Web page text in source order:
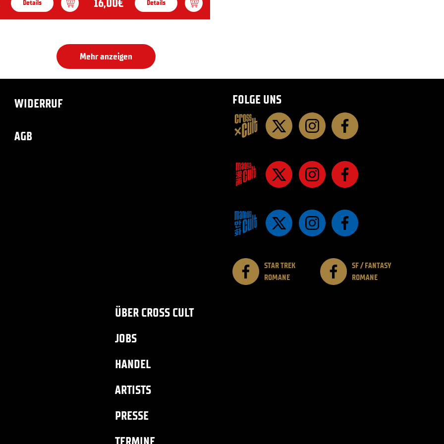
Details Details
Mehr anzeigen
WIDERRUF
AGB
FOLGE UNS
STAR TREK
ROMANE
SF / FANTASY
ROMANE
ÜBER CROSS CULT
JOBS
HANDEL
ARTISTS
PRESSE